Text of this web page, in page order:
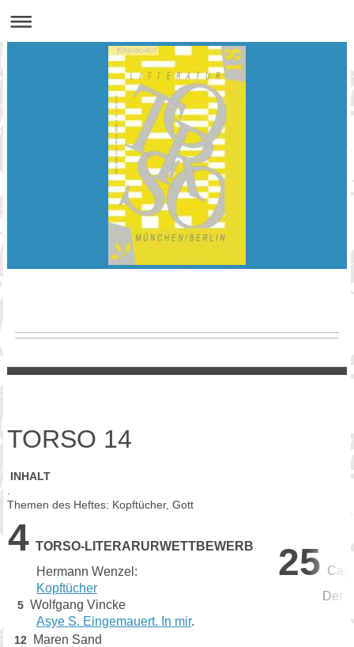
TORSO 14
INHALT
Themen des Heftes: Kopftücher, Gott
4 TORSO-LITERARURWETTBEWERB
Hermann Wenzel:
Kopftücher
5 Wolfgang Vincke
Asye S. Eingemauert. In mir.
25 Cay
Der
12
Maren Sand